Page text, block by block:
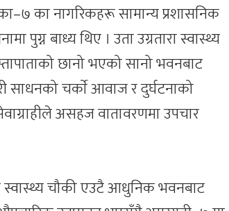
का नागरिकहरू सामान्य प्रशासनिक
पुग्न बाध्य थिए । उता उग्रतारा स्वास्थ्य
छानो भएको सानो भवनबाट
चर्काे आवाज र दुर्घटनाको
असहज वातावरणमा उपचार
स्वास्थ्य चौकी एउटै आधुनिक भवनबाट